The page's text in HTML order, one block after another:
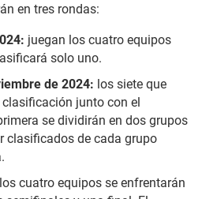
en tres rondas:
juegan los cuatro equipos
solo uno.
de 2024: los siete que
junto con el
se dividirán en dos grupos
clasificados de cada grupo
los cuatro equipos se enfrentarán